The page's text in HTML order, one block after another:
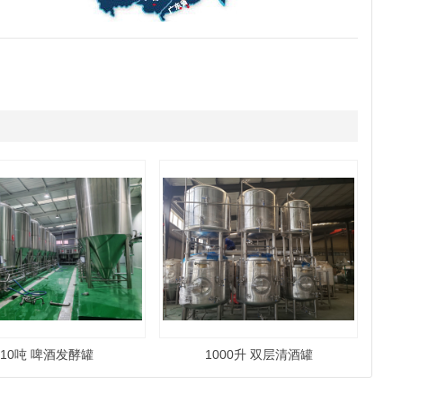
10吨 啤酒发酵罐 1000升 双层清酒罐